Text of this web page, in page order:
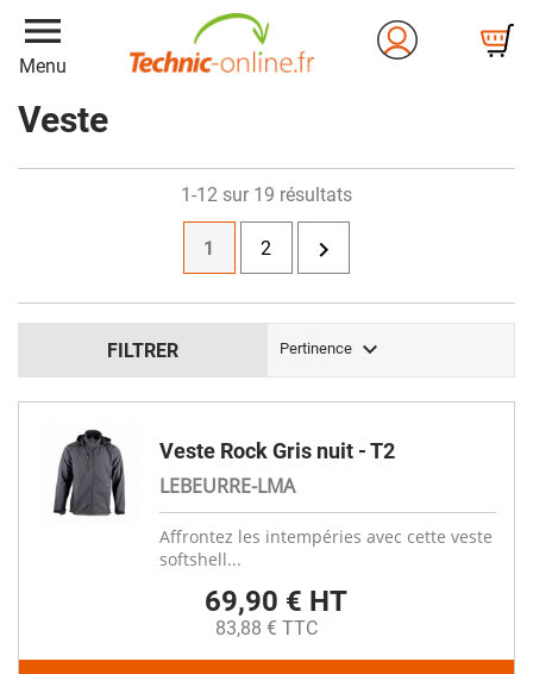
menu
Menu
Veste
FILTRER Pertinence 
1-12 sur 19 résultats
1 2 
Veste Rock Gris nuit - T2
LEBEURRE-LMA
Affrontez les intempéries avec cette veste
softshell...
69,90 € HT
83,88 € TTC